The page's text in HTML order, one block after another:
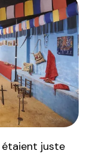
étaient juste